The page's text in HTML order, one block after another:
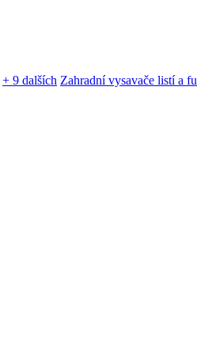
+ 9 dalších Zahradní vysavače listí a